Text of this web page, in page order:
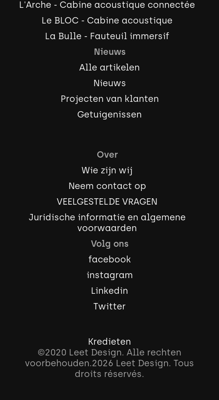
L'Arche - Cabine acoustique connectée
Le BLOC - Cabine acoustique
La Bulle - Fauteuil immersif
Nieuws
Alle artikelen
Nieuws
Projecten van klanten
Getuigenissen
Over
Wie zijn wij
Neem contact op
VEELGESTELDE VRAGEN
Juridische informatie en algemene
voorwaarden
Volg ons
facebook
instagram
Linkedin
Twitter
Kredieten
©2020 Leet Design. Alle rechten
voorbehouden.2026 Leet Design. Tous
droits réservés.